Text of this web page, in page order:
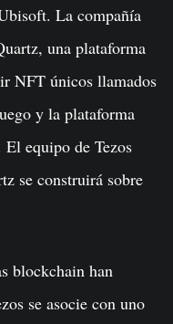
La compañía
una plataforma
NFT únicos llamados
y la plataforma
El equipo de Tezos
se construirá sobre
blockchain han
se asocie con uno